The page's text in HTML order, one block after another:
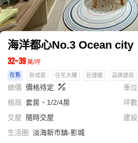
海洋都心No.3 Ocean city
32~39萬/坪
在售 新成屋 住宅大樓 近捷運 品牌建商
總價 價格待定 車位
格局 套房、1/2/4房 坪數
交屋
隨時交屋 建設
生活圈
淡海新市鎮-影城